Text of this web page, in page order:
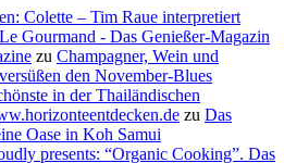
Colette – Tim Raue interpretiert
Gourmand - Das Genießer-Magazin
zu Champagner, Wein und
den November-Blues
in der Thailändischen
zu Das
Oase in Koh Samui
presents: “Organic Cooking”. Das